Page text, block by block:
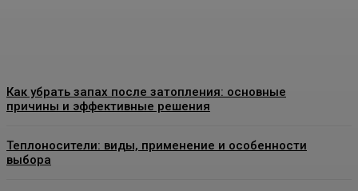
Как убрать запах после затопления: основные
причины и эффективные решения
Теплоносители: виды, применение и особенности
выбора